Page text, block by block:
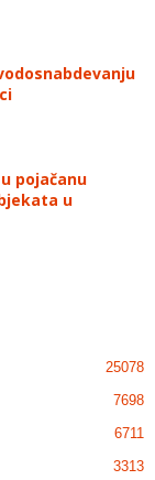
pojačanu
u
25078
7698
6711
3313